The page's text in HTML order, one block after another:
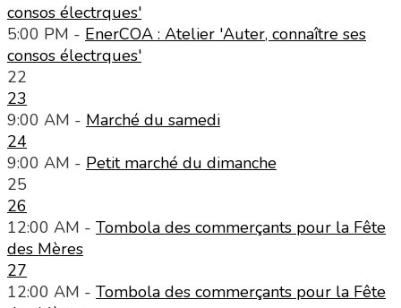
consos électrques'
5:00 PM - EnerCOA : Atelier 'Auter, connaître ses
consos électrques'
22
23
9:00 AM - Marché du samedi
24
9:00 AM - Petit marché du dimanche
25
26
12:00 AM - Tombola des commerçants pour la Fête
des Mères
27
12:00 AM - Tombola des commerçants pour la Fête